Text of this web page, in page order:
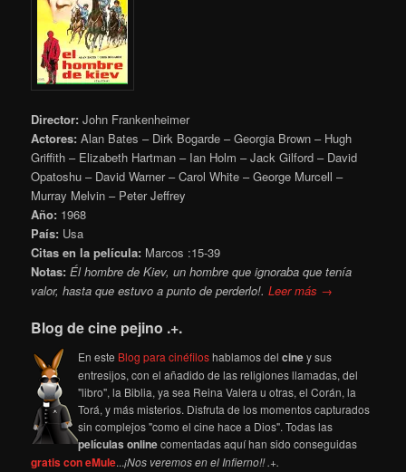
Director: John Frankenheimer
Actores: Alan Bates – Dirk Bogarde – Georgia Brown – Hugh
Griffith – Elizabeth Hartman – Ian Holm – Jack Gilford – David
Opatoshu – David Warner – Carol White – George Murcell –
Murray Melvin – Peter Jeffrey
Año: 1968
País: Usa
Citas en la película: Marcos :15-39
Notas:Él hombre de Kiev, un hombre que ignoraba que tenía
valor, hasta que estuvo a punto de perderlo!.Leer más →
Blog de cine pejino .+.
En este Blog para cinéfiloshablamos delciney sus
entresijos, con el añadido de las religiones llamadas, del
"libro", la Biblia, ya sea Reina Valera u otras, el Corán, la
Torá, y más misterios. Disfruta de los momentos capturados
sin complejos "como el cine hace a Dios". Todas las
películas onlinecomentadas aquí han sido conseguidas
gratis con eMule...¡Nos veremos en el Infierno!! .+.